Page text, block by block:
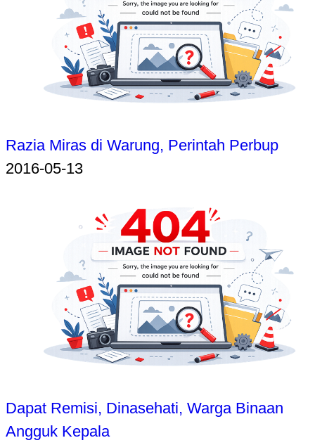
Razia Miras di Warung, Perintah Perbup
2016-05-13
Dapat Remisi, Dinasehati, Warga Binaan
Angguk Kepala